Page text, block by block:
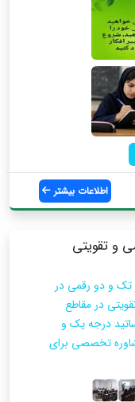
اطلاعات بیشتر
و تقویتی
تک و دو رقمی در
در مقاطع
درجه یک و
تخصصی برای